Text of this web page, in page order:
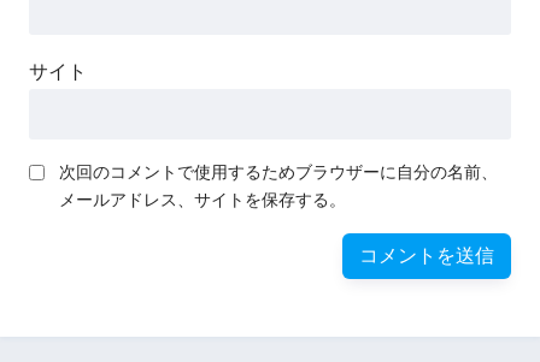
サイト
次回のコメントで使用するためブラウザーに自分の名前、
メールアドレス、サイトを保存する。